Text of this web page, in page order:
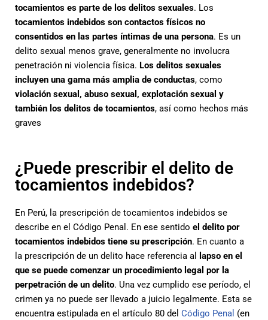
tocamientos es parte de los delitos sexuales. Los
tocamientos indebidos son contactos físicos no
consentidos en las partes íntimas de una persona. Es un
delito sexual menos grave, generalmente no involucra
penetración ni violencia física. Los delitos sexuales
incluyen una gama más amplia de conductas, como
violación sexual, abuso sexual, explotación sexual y
también los delitos de tocamientos, así como hechos más
graves
¿Puede prescribir el delito de
tocamientos indebidos?
En Perú, la prescripción de tocamientos indebidos se
describe en el Código Penal. En ese sentido el delito por
tocamientos indebidos tiene su prescripción. En cuanto a
la prescripción de un delito hace referencia al
lapso en el
que se puede comenzar un procedimiento legal por la
perpetración de un delito. Una vez cumplido ese período, el
crimen ya no puede ser llevado a juicio legalmente. Esta se
encuentra estipulada en el artículo 80 del Código Penal (en